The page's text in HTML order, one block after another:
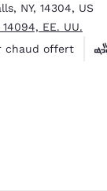
, NY, 14304, US
EE. UU.
chaud offert
reseñas